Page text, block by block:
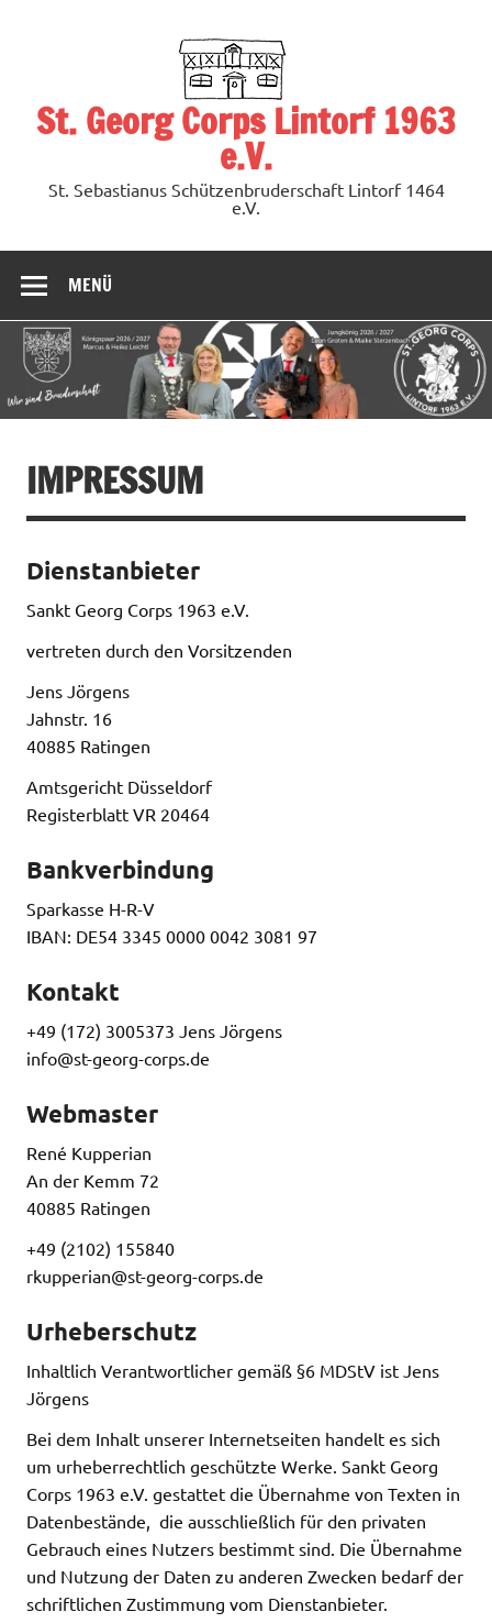
St. Georg Corps Lintorf 1963
e.V.
St. Sebastianus Schützenbruderschaft Lintorf 1464
e.V.
MENÜ
IMPRESSUM
Dienstanbieter
Sankt Georg Corps 1963 e.V.
vertreten durch den Vorsitzenden
Jens Jörgens
Jahnstr. 16
40885 Ratingen
Amtsgericht Düsseldorf
Registerblatt VR 20464
Bankverbindung
Sparkasse H-R-V
IBAN: DE54 3345 0000 0042 3081 97
Kontakt
+49 (172) 3005373 Jens Jörgens
info@st-georg-corps.de
Webmaster
René Kupperian
An der Kemm 72
40885 Ratingen
+49 (2102) 155840
rkupperian@st-georg-corps.de
Urheberschutz
Inhaltlich Verantwortlicher gemäß §6 MDStV ist Jens
Jörgens
Bei dem Inhalt unserer Internetseiten handelt es sich
um urheberrechtlich geschützte Werke. Sankt Georg
Corps 1963 e.V. gestattet die Übernahme von Texten in
Datenbestände, die ausschließlich für den privaten
Gebrauch eines Nutzers bestimmt sind. Die Übernahme
und Nutzung der Daten zu anderen Zwecken bedarf der
schriftlichen Zustimmung vom Dienstanbieter.